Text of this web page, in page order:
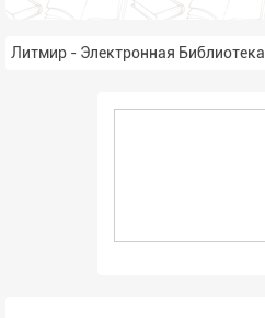
Литмир - Электронная Библиотека